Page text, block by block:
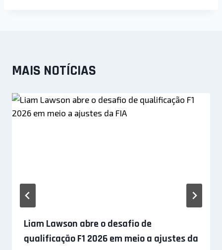
MAIS NOTÍCIAS
Liam Lawson abre o desafio de
qualificação F1 2026 em meio a ajustes da